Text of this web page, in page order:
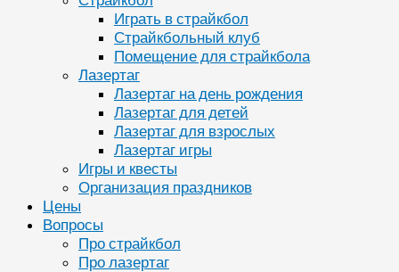
Играть в страйкбол
Страйкбольный клуб
Помещение для страйкбола
Лазертаг
Лазертаг на день рождения
Лазертаг для детей
Лазертаг для взрослых
Лазертаг игры
Игры и квесты
Организация праздников
Цены
Вопросы
Про страйкбол
Про лазертаг